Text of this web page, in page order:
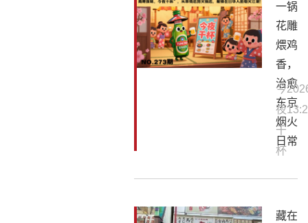
一锅
花雕
煨鸡
香，
治愈
东京
烟火
日常
今
夜
干
杯
藏在